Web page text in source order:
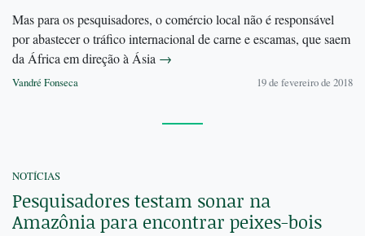
Mas para os pesquisadores, o comércio local não é responsável
por abastecer o tráfico internacional de carne e escamas, que saem
da África em direção à Ásia →
Vandré Fonseca 19 de fevereiro de 2018
NOTÍCIAS
Pesquisadores testam sonar na
Amazônia para encontrar peixes-bois